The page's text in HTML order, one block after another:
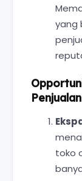
yang
toko